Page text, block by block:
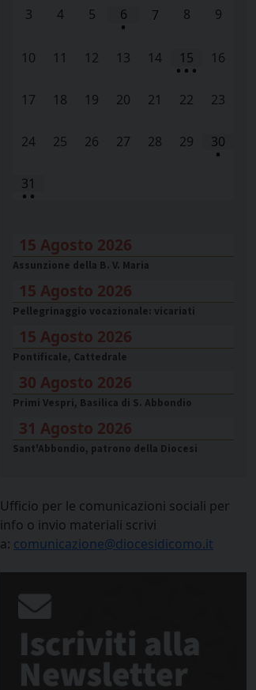
3 4 5 6
•
7 8 9
10 11 12 13 14 15
• • •
16
17 18 19 20 21 22 23
24 25 26 27 28 29 30
•
31
• •
15 Agosto 2026
Assunzione della B. V. Maria
15 Agosto 2026
Pellegrinaggio vocazionale: vicariati
15 Agosto 2026
Pontificale, Cattedrale
30 Agosto 2026
Primi Vespri, Basilica di S. Abbondio
31 Agosto 2026
Sant'Abbondio, patrono della Diocesi
Ufficio per le comunicazioni sociali per
info o invio materiali scrivi
a: comunicazione@diocesidicomo.it